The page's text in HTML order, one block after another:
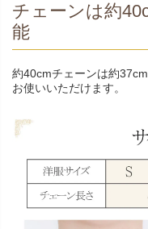
チェーンは約
能
約40cmチェーンは約
お使いいただけます。